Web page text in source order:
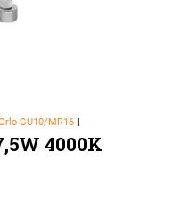
GU10/MR16|
4000K